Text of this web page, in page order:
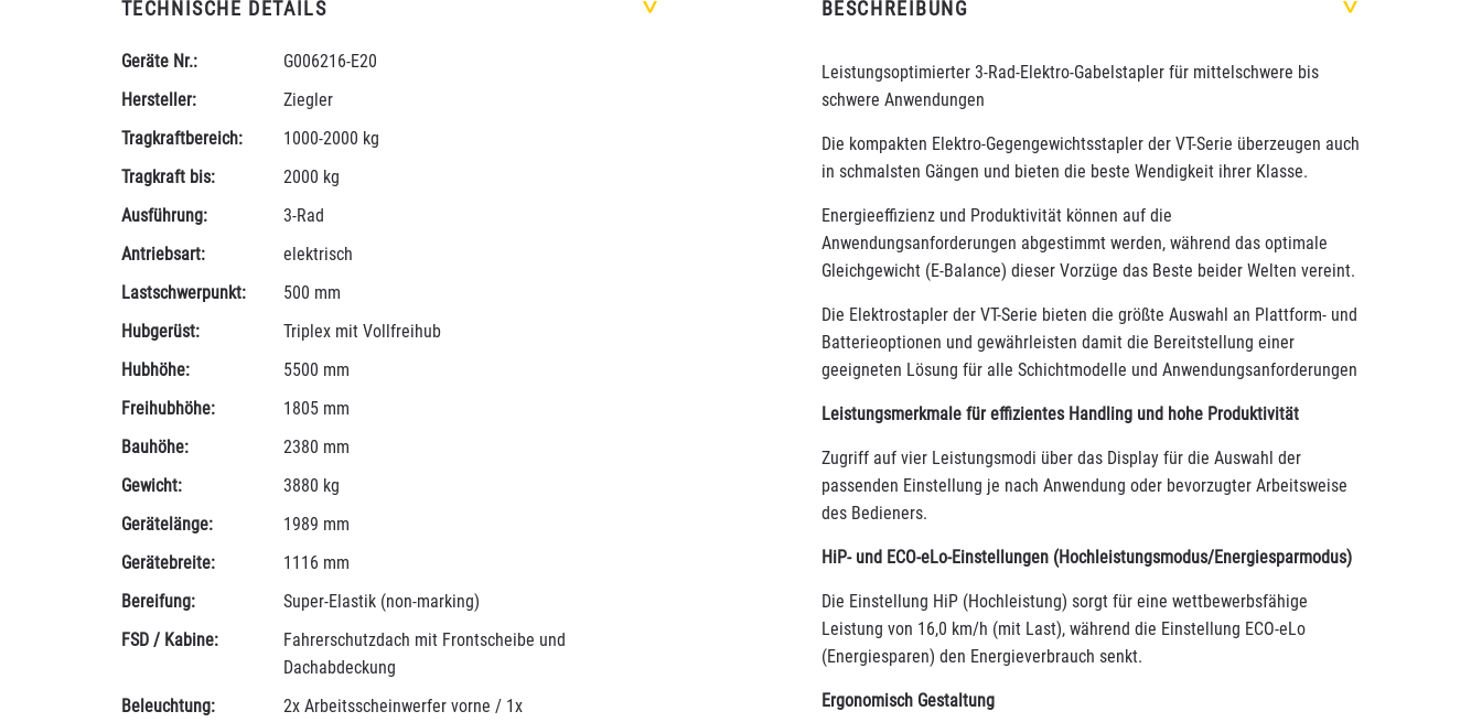
TECHNISCHE DETAILS >
Geräte Nr.:
G006216-E20
Hersteller:
Ziegler
Tragkraftbereich:
1000-2000 kg
Tragkraft bis:
2000 kg
Ausführung:
3-Rad
Antriebsart:
elektrisch
Lastschwerpunkt:
500 mm
Hubgerüst:
Triplex mit Vollfreihub
Hubhöhe:
5500 mm
Freihubhöhe:
1805 mm
Bauhöhe:
2380 mm
Gewicht:
3880 kg
Gerätelänge:
1989 mm
Gerätebreite:
1116 mm
Bereifung:
Super-Elastik (non-marking)
FSD / Kabine:
Fahrerschutzdach mit Frontscheibe und
Dachabdeckung
Beleuchtung:
2x Arbeitsscheinwerfer vorne / 1x
BESCHREIBUNG >
Leistungsoptimierter 3-Rad-Elektro-Gabelstapler für mittelschwere bis
schwere Anwendungen
Die kompakten Elektro-Gegengewichtsstapler der VT-Serie überzeugen auch
in schmalsten Gängen und bieten die beste Wendigkeit ihrer Klasse.
Energieeffizienz und Produktivität können auf die
Anwendungsanforderungen abgestimmt werden, während das optimale
Gleichgewicht (E-Balance) dieser Vorzüge das Beste beider Welten vereint.
Die Elektrostapler der VT-Serie bieten die größte Auswahl an Plattform- und
Batterieoptionen und gewährleisten damit die Bereitstellung einer
geeigneten Lösung für alle Schichtmodelle und Anwendungsanforderungen
Leistungsmerkmale für effizientes Handling und hohe Produktivität
Zugriff auf vier Leistungsmodi über das Display für die Auswahl der
passenden Einstellung je nach Anwendung oder bevorzugter Arbeitsweise
des Bedieners.
HiP- und ECO-eLo-Einstellungen (Hochleistungsmodus/Energiesparmodus)
Die Einstellung HiP (Hochleistung) sorgt für eine wettbewerbsfähige
Leistung von 16,0 km/h (mit Last), während die Einstellung ECO-eLo
(Energiesparen) den Energieverbrauch senkt.
Ergonomisch Gestaltung